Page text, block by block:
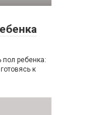
ребенка:
к